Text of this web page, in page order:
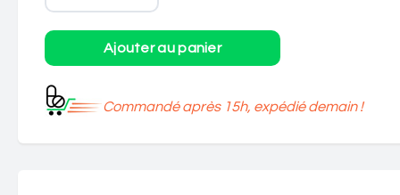
Commandé après 15h, expédié demain !